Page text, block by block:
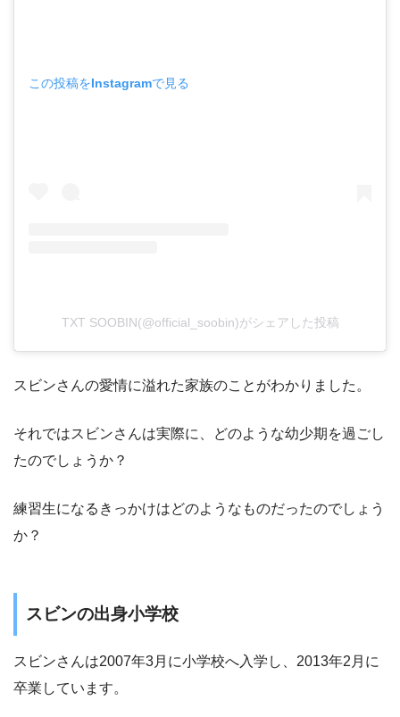
この投稿をInstagramで見る
TXT SOOBIN(@official_soobin)がシェアした投稿
スビンさんの愛情に溢れた家族のことがわかりました。
それではスビンさんは実際に、どのような幼少期を過ごし
たのでしょうか？
練習生になるきっかけはどのようなものだったのでしょう
か？
スビンの出身小学校
スビンさんは2007年3月に小学校へ入学し、2013年2月に
卒業しています。